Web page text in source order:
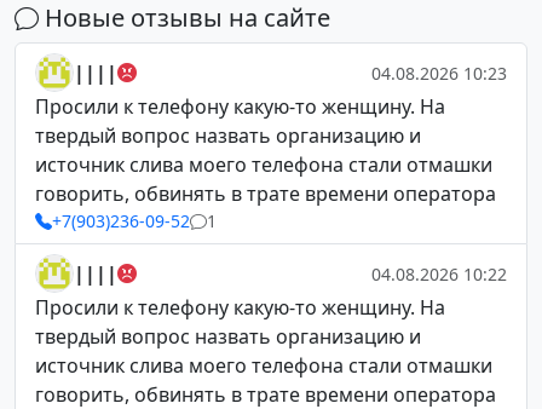
Новые отзывы на сайте
|||| 04.08.2026 10:23
Просили к телефону какую-то женщину. На
твердый вопрос назвать организацию и
источник слива моего телефона стали отмашки
говорить, обвинять в трате времени оператора
+7(903)236-09-52 1
|||| 04.08.2026 10:22
Просили к телефону какую-то женщину. На
твердый вопрос назвать организацию и
источник слива моего телефона стали отмашки
говорить, обвинять в трате времени оператора